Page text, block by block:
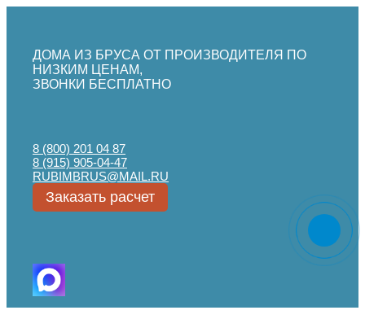
ДОМА ИЗ БРУСА ОТ ПРОИЗВОДИТЕЛЯ ПО
НИЗКИМ ЦЕНАМ,
ЗВОНКИ БЕСПЛАТНО
8 (800) 201 04 87
8 (915) 905-04-47
RUBIMBRUS@MAIL.RU
Заказать расчет